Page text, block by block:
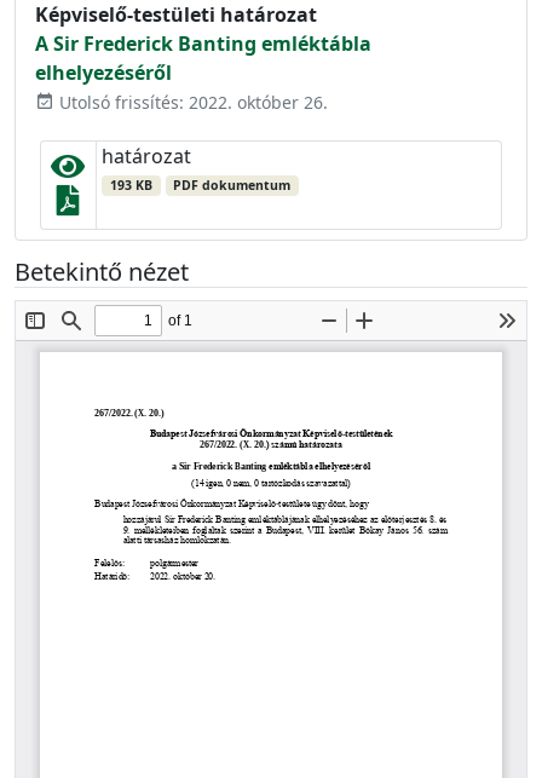
Képviselő-testületi határozat
A Sir Frederick Banting emléktábla
elhelyezéséről
event_available Utolsó frissítés: 2022. október 26.
határozat
193 KB PDF dokumentum
Betekintő nézet